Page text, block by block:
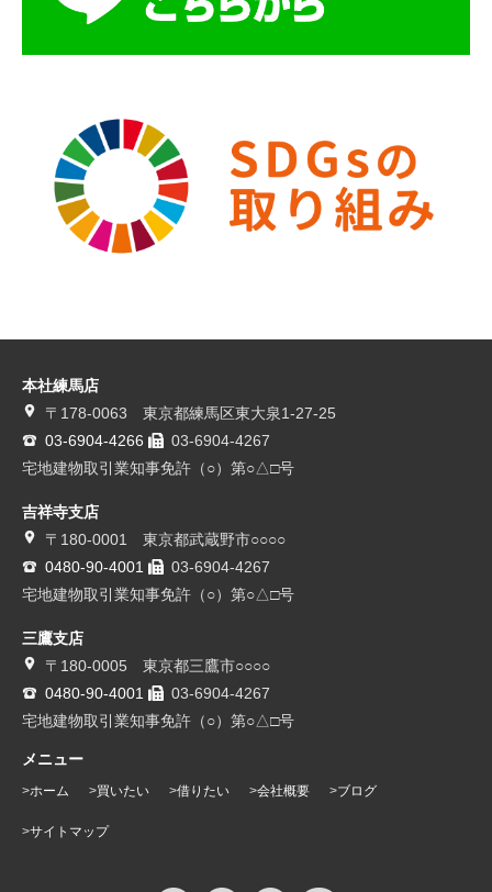
本社練馬店
〒178-0063 東京都練馬区東大泉1-27-25
03-6904-4266
03-6904-4267
宅地建物取引業知事免許（○）第○△□号
吉祥寺支店
〒180-0001 東京都武蔵野市○○○○
0480-90-4001
03-6904-4267
宅地建物取引業知事免許（○）第○△□号
三鷹支店
〒180-0005 東京都三鷹市○○○○
0480-90-4001
03-6904-4267
宅地建物取引業知事免許（○）第○△□号
メニュー
ホーム 買いたい 借りたい 会社概要 ブログ
サイトマップ